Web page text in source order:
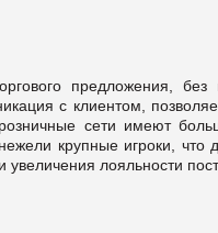
предложения,
с клиентом,
сети имеют
крупные игроки, что
увеличения лояльности